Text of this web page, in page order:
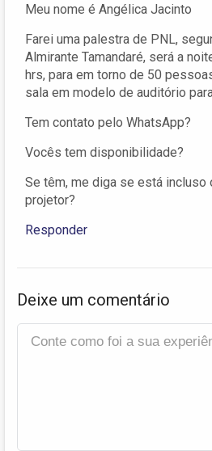
Meu nome é Angélica Jacinto
Farei uma palestra de PNL,
Almirante Tamandaré, será a
hrs, para em torno de 50
sala em modelo de auditório
Tem contato pelo WhatsApp?
Vocês tem disponibilidade?
Se têm, me diga se está incluso
projetor?
Responder
Deixe um comentário